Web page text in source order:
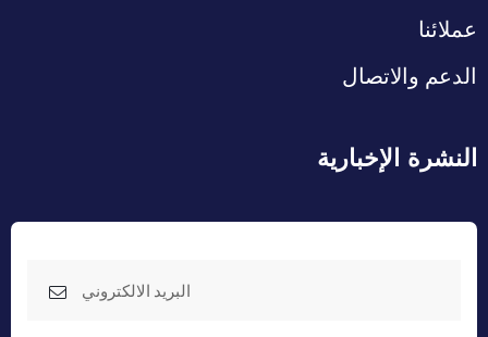
عملائنا
الدعم والاتصال
النشرة الإخبارية